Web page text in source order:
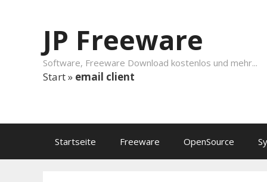
JP Freeware
Software, Freeware Download kostenlos und mehr...
Start» email client
Startseite Freeware OpenSource